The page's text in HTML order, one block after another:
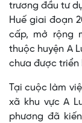
trương đầu tư
Huế giai đoạn
cấp, mở rộng
thuộc huyện A
chưa được triển
Tại cuộc làm
xã khu vực A
phương đã